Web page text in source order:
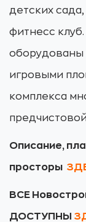
детских
фитнесс
оборудованы
игровыми
комплекса
Описание,
просторы
ВСЕ
ДОСТУПНЫ